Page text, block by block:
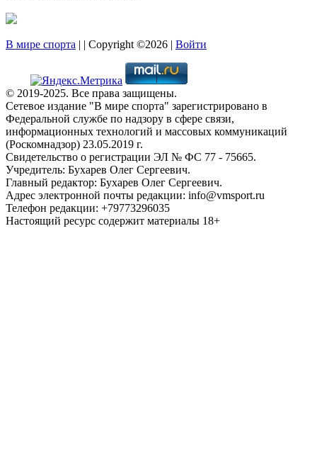
В мире спорта | | Copyright ©2026 | Войти
© 2019-2025. Все права защищены.
Сетевое издание "В мире спорта" зарегистрировано в
Федеральной службе по надзору в сфере связи,
информационных технологий и массовых коммуникаций
(Роскомнадзор) 23.05.2019 г.
Свидетельство о регистрации ЭЛ № ФС 77 - 75665.
Учредитель: Бухарев Олег Сергеевич.
Главный редактор: Бухарев Олег Сергеевич.
Адрес электронной почты редакции: info@vmsport.ru
Телефон редакции: +79773296035
Настоящий ресурс содержит материалы 18+